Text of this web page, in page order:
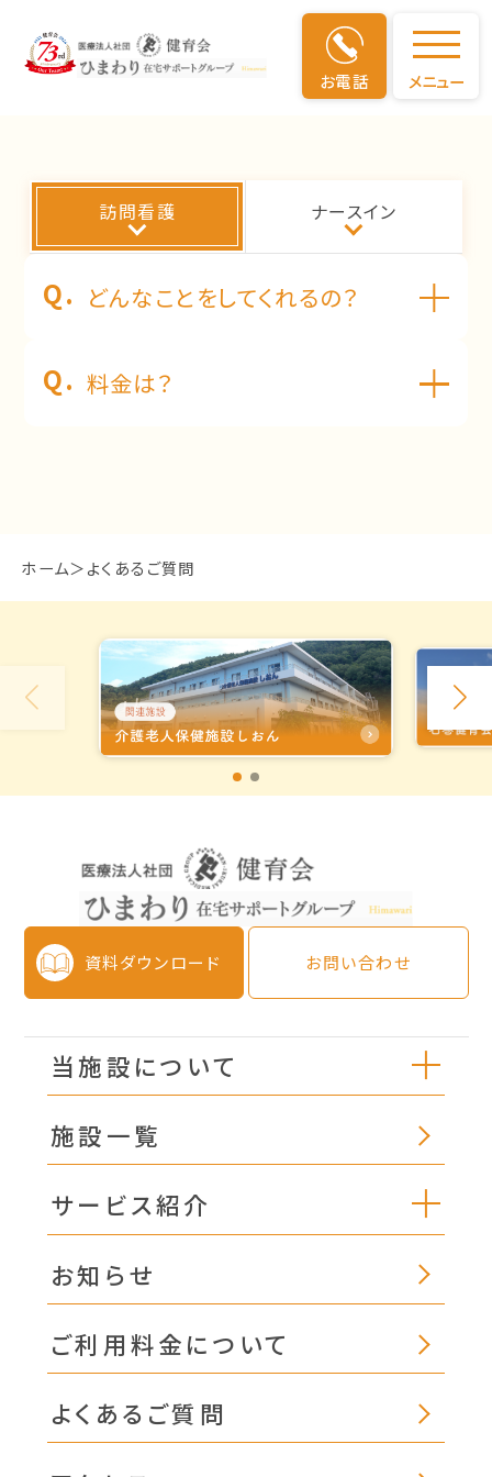
お電話 メニュー
ホーム よくあるご質問
訪問看護 ナースイン
どんなことをしてくれるの？
料金は？
資料ダウンロード お問い合わせ
当施設について
施設一覧
サービス紹介
お知らせ
ご利用料金について
よくあるご質問